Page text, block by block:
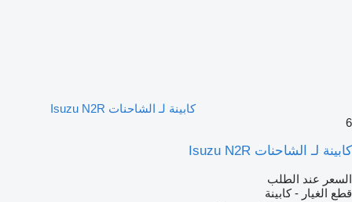
كابينة لـ الشاحنات Isuzu N2R
6
كابينة لـ الشاحنات Isuzu N2R
السعر عند الطلب
قطع الغيار - كابينة